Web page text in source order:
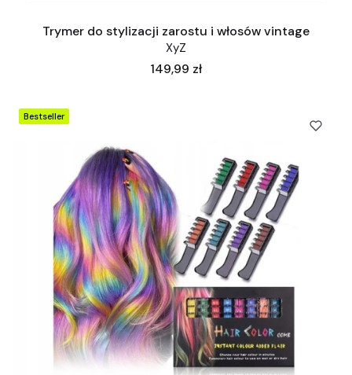
Trymer do stylizacji zarostu i włosów vintage
XyZ
Cena
149,99 zł
Bestseller